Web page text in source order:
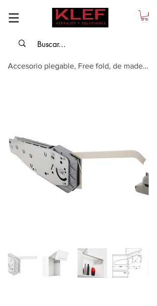
Accesorio plegable, Free fold, de madera o con marco de aluminio